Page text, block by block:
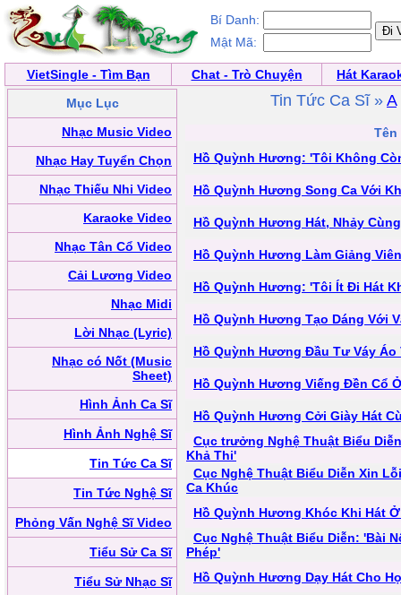
Bí Danh:
Mật Mã:
VietSingle - Tìm Bạn Chat - Trò Chuyện
Hát
Mục Lục
Nhạc Music Video
Nhạc Hay Tuyển Chọn
Nhạc Thiếu Nhi Video
Karaoke Video
Nhạc Tân Cổ Video
Cải Lương Video
Nhạc Midi
Lời Nhạc (Lyric)
Nhạc có Nốt (Music
Sheet)
Hình Ảnh Ca Sĩ
Hình Ảnh Nghệ Sĩ
Tin Tức Ca Sĩ
Tin Tức Nghệ Sĩ
Phỏng Vấn Nghệ Sĩ Video
Tiểu Sử Ca Sĩ
Tiểu Sử Nhạc Sĩ
Tin Tức Ca Sĩ » A
Tên
Hồ Quỳnh Hương: 'Tôi Không
Hồ Quỳnh Hương Song Ca Với
Hồ Quỳnh Hương Hát, Nhảy
Hồ Quỳnh Hương Làm Giảng
Hồ Quỳnh Hương: 'Tôi Ít Đi Hát
Hồ Quỳnh Hương Tạo Dáng Với
Hồ Quỳnh Hương Đầu Tư Váy
Hồ Quỳnh Hương Viếng Đền Cổ
Hồ Quỳnh Hương Cởi Giày Hát
Cục trưởng Nghệ Thuật Biểu
Khả Thi'
Cục Nghệ Thuật Biểu Diễn Xin
Ca Khúc
Hồ Quỳnh Hương Khóc Khi Hát
Cục Nghệ Thuật Biểu Diễn: 'Bài
Phép'
Hồ Quỳnh Hương Dạy Hát Cho